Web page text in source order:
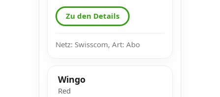
Zu den Details
Netz: Swisscom, Art: Abo
Wingo
Red